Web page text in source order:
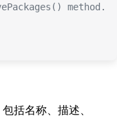
method.
括名称、描述、